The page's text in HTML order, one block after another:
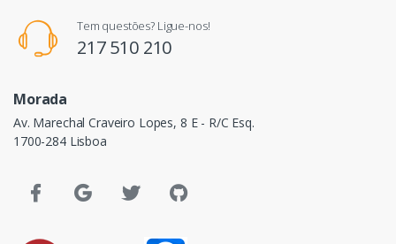
Tem questões? Ligue-nos!
217 510 210
Morada
Av. Marechal Craveiro Lopes, 8 E - R/C Esq.
1700-284 Lisboa